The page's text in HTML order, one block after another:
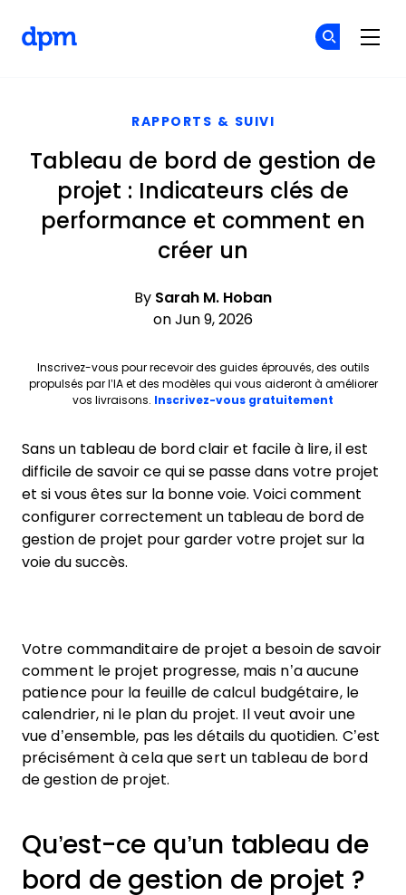
RAPPORTS & SUIVI
Tableau de bord de gestion de
projet : Indicateurs clés de
performance et comment en
créer un
By Sarah M. Hoban
on Jun 9, 2026
Inscrivez-vous pour recevoir des guides éprouvés, des outils
propulsés par l’IA et des modèles qui vous aideront à améliorer
vos livraisons. Inscrivez-vous gratuitement
Sans un tableau de bord clair et facile à lire, il est
difficile de savoir ce qui se passe dans votre projet
et si vous êtes sur la bonne voie. Voici comment
configurer correctement un tableau de bord de
gestion de projet pour garder votre projet sur la
voie du succès.
Votre commanditaire de projet a besoin de savoir
comment le projet progresse, mais n’a aucune
patience pour la feuille de calcul budgétaire, le
calendrier, ni le plan du projet. Il veut avoir une
vue d’ensemble, pas les détails du quotidien. C’est
précisément à cela que sert un tableau de bord
de gestion de projet.
Qu’est-ce qu’un tableau de
bord de gestion de projet ?